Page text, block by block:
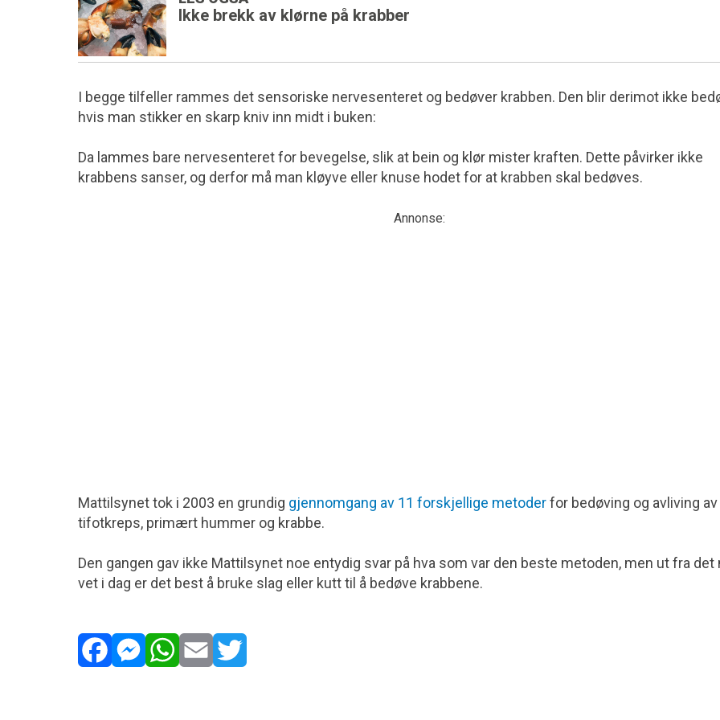
Ikke brekk av klørne på krabber
I begge tilfeller rammes det sensoriske nervesenteret og bedøver krabben. Den blir derimot ikke
hvis man stikker en skarp kniv inn midt i buken:
Da lammes bare nervesenteret for bevegelse, slik at bein og klør mister kraften. Dette påvirker ikke
krabbens sanser, og derfor må man kløyve eller knuse hodet for at krabben skal bedøves.
Annonse:
Mattilsynet tok i 2003 en grundig gjennomgang av 11 forskjellige metoderfor bedøving og avliving av
tifotkreps, primært hummer og krabbe.
Den gangen gav ikke Mattilsynet noe entydig svar på hva som var den beste metoden, men ut fra det
vet i dag er det best å bruke slag eller kutt til å bedøve krabbene.